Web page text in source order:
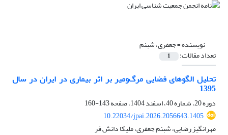
نویسنده =جعفری، شبنم
تعداد مقالات: 1
تحلیل الگوهای فضایی مرگ‌و‌میر بر اثر بیماری در ایران در سال
1395
دوره 20، شماره 40، اسفند 1404، صفحه
143-160
10.22034/jpai.2026.2056643.1405
مهرانگیز رضایی، شبنم جعفری، ملیکا دانش فر